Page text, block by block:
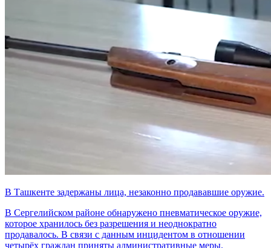
В Ташкенте задержаны лица, незаконно продававшие оружие.
В Сергелийском районе обнаружено пневматическое оружие,
которое хранилось без разрешения и неоднократно
продавалось. В связи с данным инцидентом в отношении
четырёх граждан приняты административные меры.